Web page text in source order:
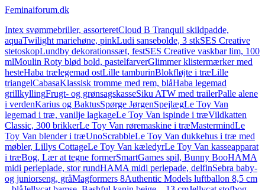
Feminaiforum.dk
Intex svømmebriller, assorteretCloud B Tranquil skildpadde,
aquaTwilight mariehøne, pinkLudi sansebolde, 3 stkSES Creative
stetoskopLundby dekorationssæt, festSES Creative vaskbar lim, 100
mlMoulin Roty blød bold, pastelfarverGlimmer klistermærker med
hesteHaba trælegemad ostLille tamburinBlokfløjte i træLille
triangelCabasaKlassisk tromme med rem, blåHaba legemad
grillkyllingFrugt- og grønsagskasseSiku ATW med trailerPalle alene
i verdenKarius og BaktusSpørge JørgenSpejlægLe Toy Van
legemad i træ, vanilje lagkageLe Toy Van ispinde i træVildkatten
Classic, 300 brikkerLe Toy Van røremaskine i træMastermindLe
Toy Van blender i træUnoScrabbleLe Toy Van dukkehus i træ med
møbler, Lillys CottageLe Toy Van kæledyrLe Toy Van kasseapparat
i træBog, Lær at tegne formerSmartGames spil, Bunny BooHAMA
midi perleplade, stor rundHAMA midi perlepade, delfinSebra baby-
og juniorseng, gråMagformers 8Authentic Models luftballon 8,5 cm